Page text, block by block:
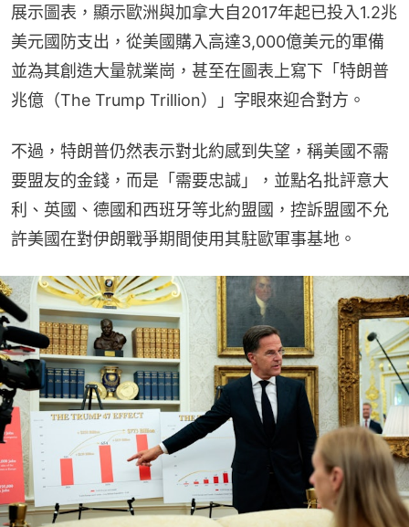
展示圖表，顯示歐洲與加拿大自2017年起已投入1.2兆
美元國防支出，從美國購入高達3,000億美元的軍備
並為其創造大量就業崗，甚至在圖表上寫下「特朗普
兆億（The Trump Trillion）」字眼來迎合對方。
不過，特朗普仍然表示對北約感到失望，稱美國不需
要盟友的金錢，而是「需要忠誠」，並點名批評意大
利、英國、德國和西班牙等北約盟國，控訴盟國不允
許美國在對伊朗戰爭期間使用其駐歐軍事基地。